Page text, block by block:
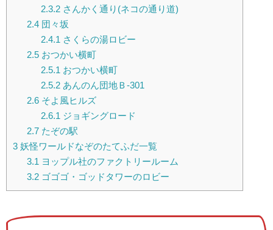
2.3.2さんかく通り(ネコの通り道)
2.4団々坂
2.4.1 さくらの湯ロビー
2.5おつかい横町
2.5.1 おつかい横町
2.5.2あんのん団地Ｂ-301
2.6そよ風ヒルズ
2.6.1 ジョギングロード
2.7たぞの駅
3 妖怪ワールドなぞのたてふだ一覧
3.1 ヨップル社のファクトリールーム
3.2ゴゴゴ・ゴッドタワーのロビー